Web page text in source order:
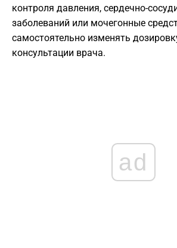
контроля давления, сердечно-
заболеваний или мочегонные
самостоятельно изменять
консультации врача.
ad